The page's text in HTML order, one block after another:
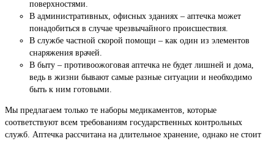
поверхностями.
В административных, офисных зданиях – аптечка может
понадобиться в случае чрезвычайного происшествия.
В службе частной скорой помощи – как один из элементов
снаряжения врачей.
В быту – противоожоговая аптечка не будет лишней и дома,
ведь в жизни бывают самые разные ситуации и необходимо
быть к ним готовыми.
Мы предлагаем только те наборы медикаментов, которые
соответствуют всем требованиям государственных контрольных
служб. Аптечка рассчитана на длительное хранение, однако не стоит